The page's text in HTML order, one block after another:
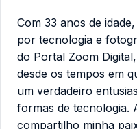
Com 33 anos de
por tecnologia e
do Portal Zoom
desde os tempos em
um verdadeiro
formas de tecnologia.
compartilho minha